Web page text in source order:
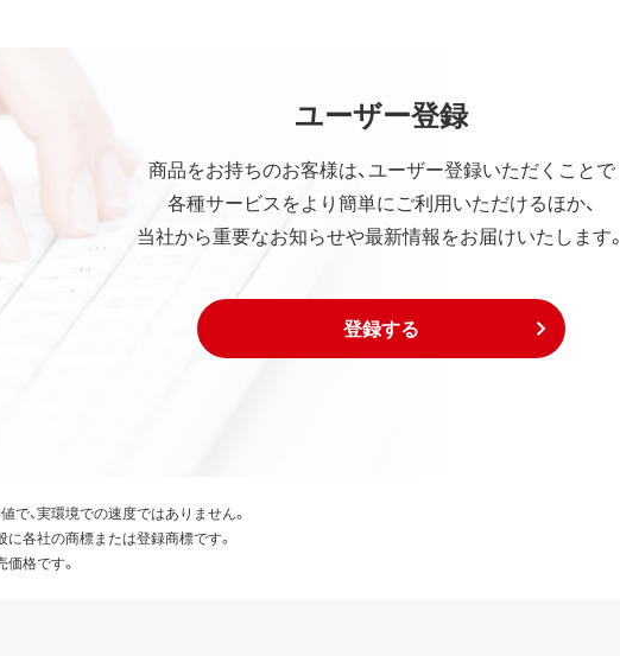
ユーザー登録
商品をお持ちのお客様は、ユーザー登録いただくことで
各種サービスをより簡単にご利用いただけるほか、
当社から重要なお知らせや最新情報をお届けいたします。
登録する
、実環境での速度ではありません。
各社の商標または登録商標です。
格です。